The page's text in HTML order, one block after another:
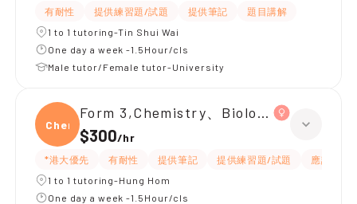
有耐性 提供練習題/試題 提供筆記
題目講解
1 to 1 tutoring-Tin Shui Wai
One day a week -1.5Hour/cls
Male tutor/Female tutor-University
Chemi
Form 3,Chemistry、Biology、Physics
$300/hr
*港大優先 有耐性 提供筆記 提供練習題/試題
應試策略
1 to 1 tutoring-Hung Hom
One day a week -1.5Hour/cls